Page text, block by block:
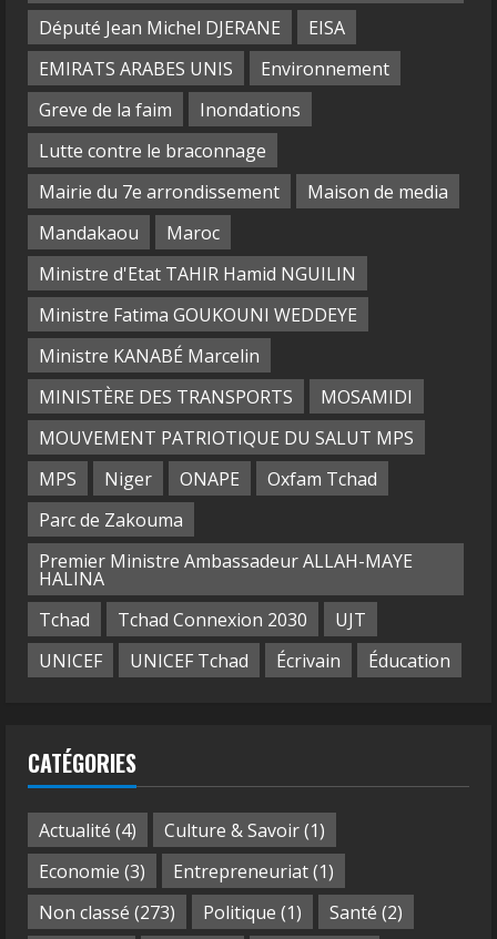
Député Jean Michel DJERANE
EISA
EMIRATS ARABES UNIS
Environnement
Greve de la faim
Inondations
Lutte contre le braconnage
Mairie du 7e arrondissement
Maison de media
Mandakaou
Maroc
Ministre d'Etat TAHIR Hamid NGUILIN
Ministre Fatima GOUKOUNI WEDDEYE
Ministre KANABÉ Marcelin
MINISTÈRE DES TRANSPORTS
MOSAMIDI
MOUVEMENT PATRIOTIQUE DU SALUT MPS
MPS
Niger ONAPE
Oxfam Tchad
Parc de Zakouma
Premier Ministre Ambassadeur ALLAH-MAYE
HALINA
Tchad
Tchad Connexion 2030
UJT
UNICEF
UNICEF Tchad Écrivain Éducation
CATÉGORIES
Actualité (4) Culture & Savoir(1)
Economie (3) Entrepreneuriat(1)
Non classé (273) Politique (1) Santé (2)